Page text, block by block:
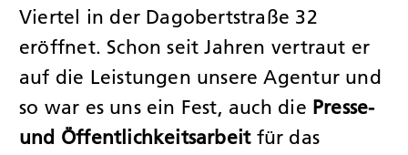
Viertel in der Dagobertstraße 32
eröffnet. Schon seit Jahren vertraut er
auf die Leistungen unsere Agentur und
so war es uns ein Fest, auch die Presse-
und Öffentlichkeitsarbeitfür das